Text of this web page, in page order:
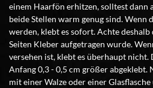
einem Haarfön erhitzen, solltest dann
beide Stellen warm genug sind.
werden, klebt es sofort. Achte deshalb
Seiten Kleber aufgetragen wurde.
versehen ist, klebt es überhaupt nicht.
Anfang 0,3 - 0,5 cm größer abgeklebt.
mit einer Walze oder einer